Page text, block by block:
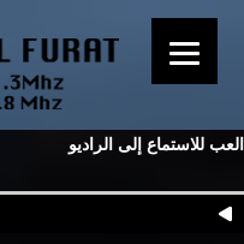
العب للاستماع إلى الراديو